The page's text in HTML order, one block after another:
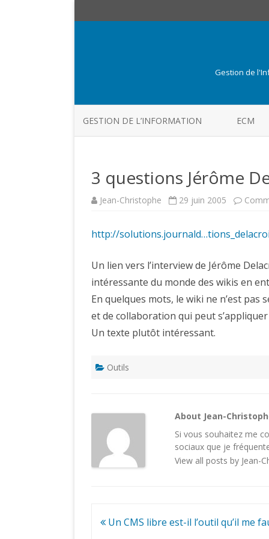
Gestion de
GESTION DE L’INFORMATION ECM
3 questions Jérôme
Jean-Christophe 29 juin 2005
http://
Un lien vers l’interview de Jérôme
intéressante du monde des wikis en
En quelques mots, le wiki ne n’est pas
et de collaboration qui peut
Un texte plutôt intéressant.
Outils
About Jean-
Si vous souhaitez me
sociaux que je
View all posts by Jean-
Navigation
Un CMS libre est-il l’outil qu’il me